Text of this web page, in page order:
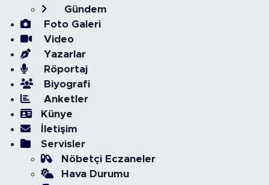
Gündem
Foto Galeri
Video
Yazarlar
Röportaj
Biyografi
Anketler
Künye
İletişim
Servisler
Nöbetçi Eczaneler
Hava Durumu